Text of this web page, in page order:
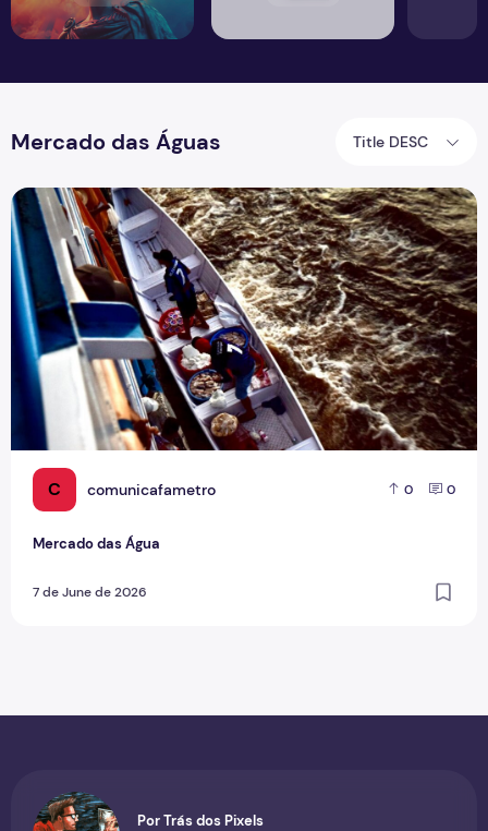
Mercado das Águas Title DESC
C comunicafametro 0 0
Mercado das Água
7 de June de 2026
Mercado das Água
Por Trás dos Pixels